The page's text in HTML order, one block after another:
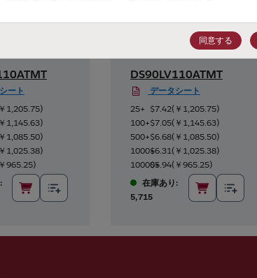
ート
￥1,205.75)
￥1,145.63)
￥1,085.50)
￥1,025.38)
￥965.25)
DS90LV110ATMT
データシート
25+ $7.42(￥1,205.75)
100+$7.05(￥1,145.63)
500+$6.68(￥1,085.50)
1000+$6.31(￥1,025.38)
10000+$5.94(￥965.25)
在庫あり:
5,715
同意する